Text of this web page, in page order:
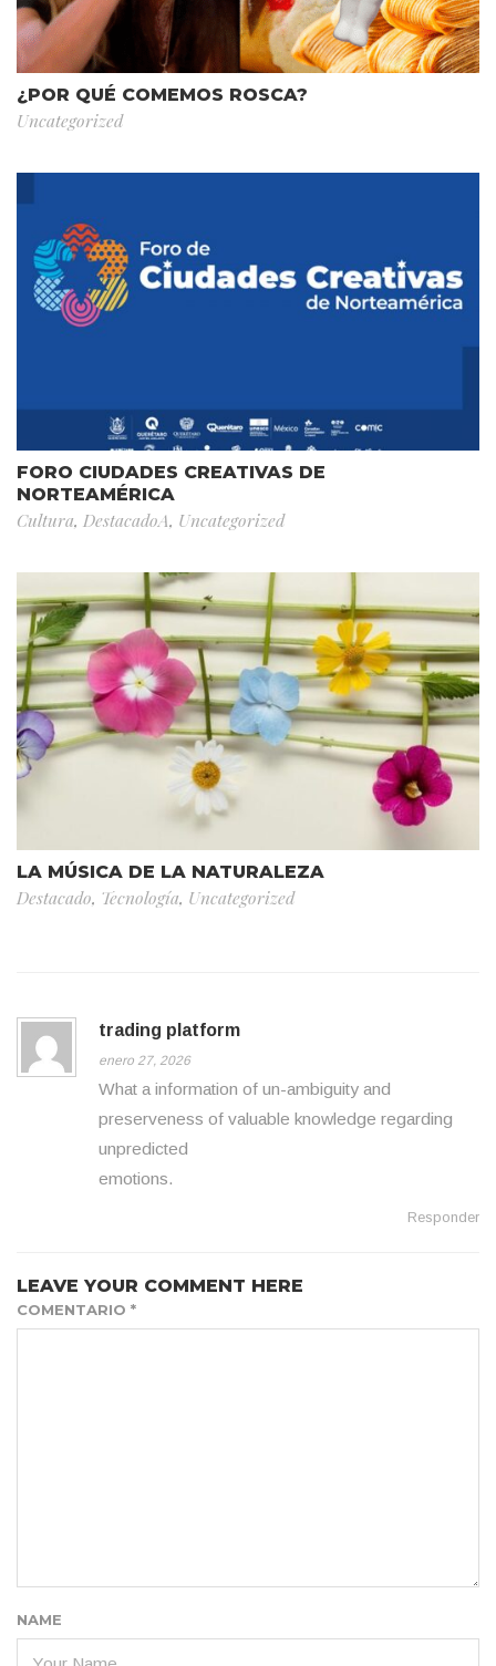
¿POR QUÉ COMEMOS ROSCA?
Uncategorized
FORO CIUDADES CREATIVAS DE
NORTEAMÉRICA
Cultura, DestacadoA, Uncategorized
LA MÚSICA DE LA NATURALEZA
Destacado, Tecnología, Uncategorized
trading platform
enero 27, 2026
What a information of un-ambiguity and
preserveness of valuable knowledge regarding
unpredicted
emotions.
Responder
LEAVE YOUR COMMENT HERE
COMENTARIO *
NAME